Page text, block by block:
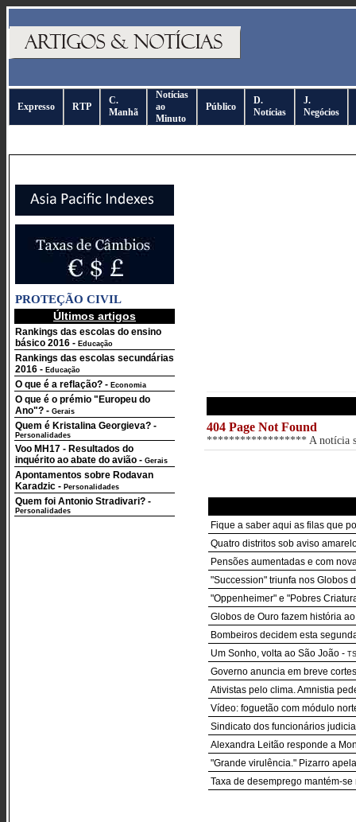
Expresso RTP
C.
Manhã
Notícias
ao
Minuto
Público
D.
Notícias
J.
Negócios
PROTEÇÃO CIVIL
Últimos artigos
Rankings das escolas do ensino
básico 2016 - Educação
Rankings das escolas secundárias
2016 - Educação
O que é a reflação? - Economia
O que é o prémio "Europeu do
Ano"? - Gerais
Quem é Kristalina Georgieva? -
Personalidades
Voo MH17 - Resultados do
inquérito ao abate do avião - Gerais
Apontamentos sobre Rodavan
Karadzic - Personalidades
Quem foi Antonio Stradivari? -
Personalidades
404 Page Not Found
****************** A notícia
Fique a saber aqui as filas que
Quatro distritos sob aviso
Pensões aumentadas e com
"Succession" triunfa nos Globos
"Oppenheimer" e "Pobres
Globos de Ouro fazem história
Bombeiros decidem esta
Um Sonho, volta ao São João -
Governo anuncia em breve
Ativistas pelo clima. Amnistia
Vídeo: foguetão com módulo
Sindicato dos funcionários
Alexandra Leitão responde a
"Grande virulência." Pizarro
Taxa de desemprego mantém-se